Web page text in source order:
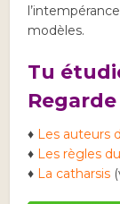
modèles.
Tu
♦ Les auteurs
♦ Les règles
♦ La catharsis